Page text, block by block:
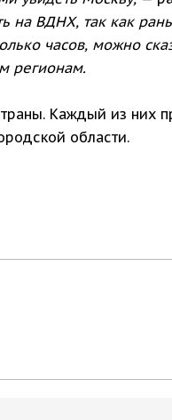
на ВДНХ, так как
часов, можно
регионам.
Каждый из них
области.